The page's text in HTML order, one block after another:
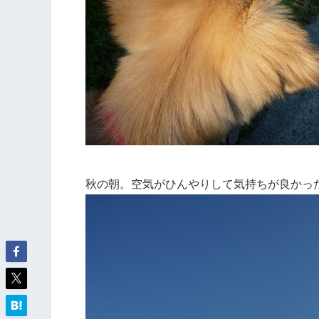
秋の朝。空気がひんやりして気持ちが良かっ